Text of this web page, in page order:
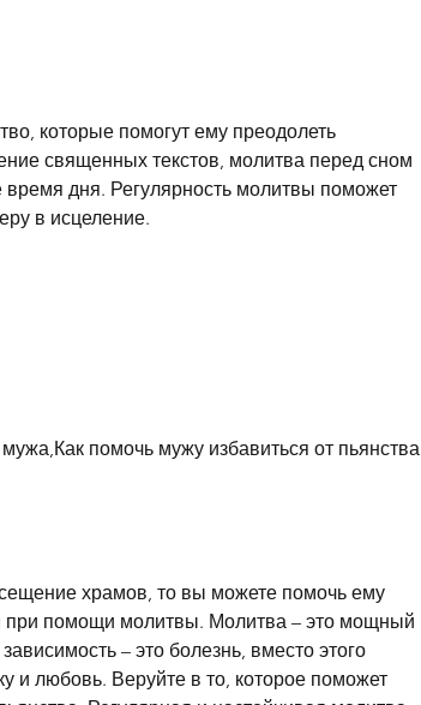
которые помогут ему преодолеть
священных текстов, молитва перед сном
дня. Регулярность молитвы поможет
в исцеление.
помочь мужу избавиться от пьянства
храмов, то вы можете помочь ему
при помощи молитвы. Молитва – это мощный
– это болезнь, вместо этого
и любовь. Веруйте в то, которое поможет